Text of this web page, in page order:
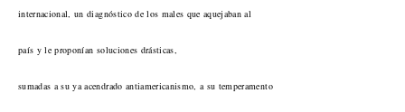
internacional, un diagnóstico de los males que aquejaban al
país y le proponían soluciones drásticas,
sumadas a su ya acendrado antiamericanismo, a su temperamento